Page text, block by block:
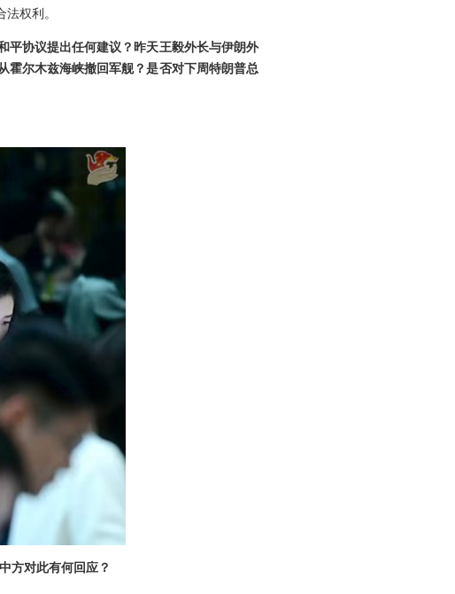
权利。
平协议提出任何建议？昨天王毅外长与伊朗外
霍尔木兹海峡撤回军舰？是否对下周特朗普总
方对此有何回应？